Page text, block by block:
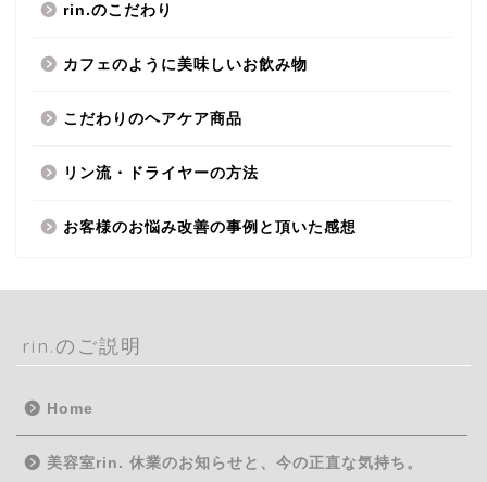
rin.のこだわり
カフェのように美味しいお飲み物
こだわりのヘアケア商品
リン流・ドライヤーの方法
お客様のお悩み改善の事例と頂いた感想
rin.のご説明
Home
美容室rin. 休業のお知らせと、今の正直な気持ち。